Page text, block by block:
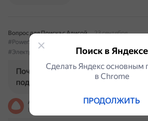
Вопрос для Поиска с Алисой
23 сентября
#PowerSW
#Полярность
#Электрооборудование
Почему важно соблюдать
подключении Power SW?
Алиса
На основе источников, возможны
Поиск в Яндексе
Сделать Яндекс основным
в Сhrome
ПРОДОЛЖИТЬ